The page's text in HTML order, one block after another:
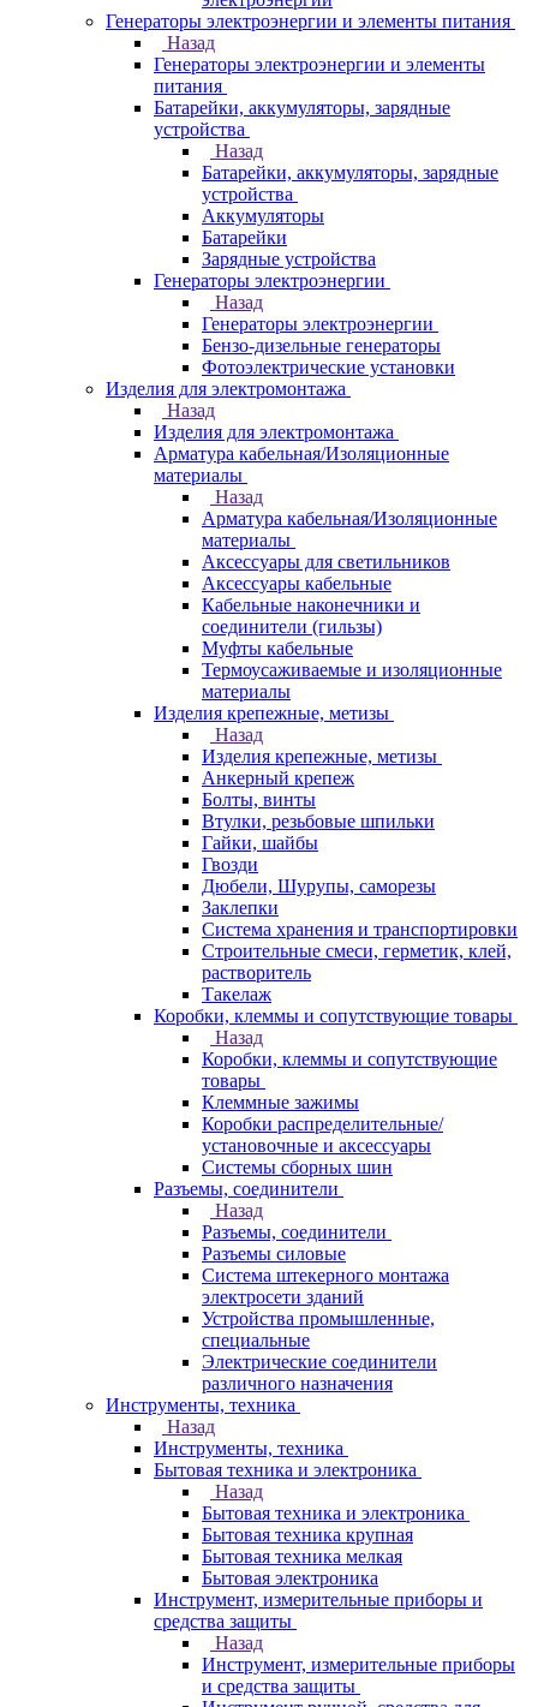
Генераторы электроэнергии и элементы питания
Назад
Генераторы электроэнергии и элементы
питания
Батарейки, аккумуляторы, зарядные
устройства
Назад
Батарейки, аккумуляторы, зарядные
устройства
Аккумуляторы
Батарейки
Зарядные устройства
Генераторы электроэнергии
Назад
Генераторы электроэнергии
Бензо-дизельные генераторы
Фотоэлектрические установки
Изделия для электромонтажа
Назад
Изделия для электромонтажа
Арматура кабельная/Изоляционные
материалы
Назад
Арматура кабельная/Изоляционные
материалы
Аксессуары для светильников
Аксессуары кабельные
Кабельные наконечники и
соединители (гильзы)
Муфты кабельные
Термоусаживаемые и изоляционные
материалы
Изделия крепежные, метизы
Назад
Изделия крепежные, метизы
Анкерный крепеж
Болты, винты
Втулки, резьбовые шпильки
Гайки, шайбы
Гвозди
Дюбели, Шурупы, саморезы
Заклепки
Система хранения и транспортировки
Строительные смеси, герметик, клей,
растворитель
Такелаж
Коробки, клеммы и сопутствующие товары
Назад
Коробки, клеммы и сопутствующие
товары
Клеммные зажимы
Коробки распределительные/
установочные и аксессуары
Системы сборных шин
Разъемы, соединители
Назад
Разъемы, соединители
Разъемы силовые
Система штекерного монтажа
электросети зданий
Устройства промышленные,
специальные
Электрические соединители
различного назначения
Инструменты, техника
Назад
Инструменты, техника
Бытовая техника и электроника
Назад
Бытовая техника и электроника
Бытовая техника крупная
Бытовая техника мелкая
Бытовая электроника
Инструмент, измерительные приборы и
средства защиты
Назад
Инструмент, измерительные приборы
и средства защиты